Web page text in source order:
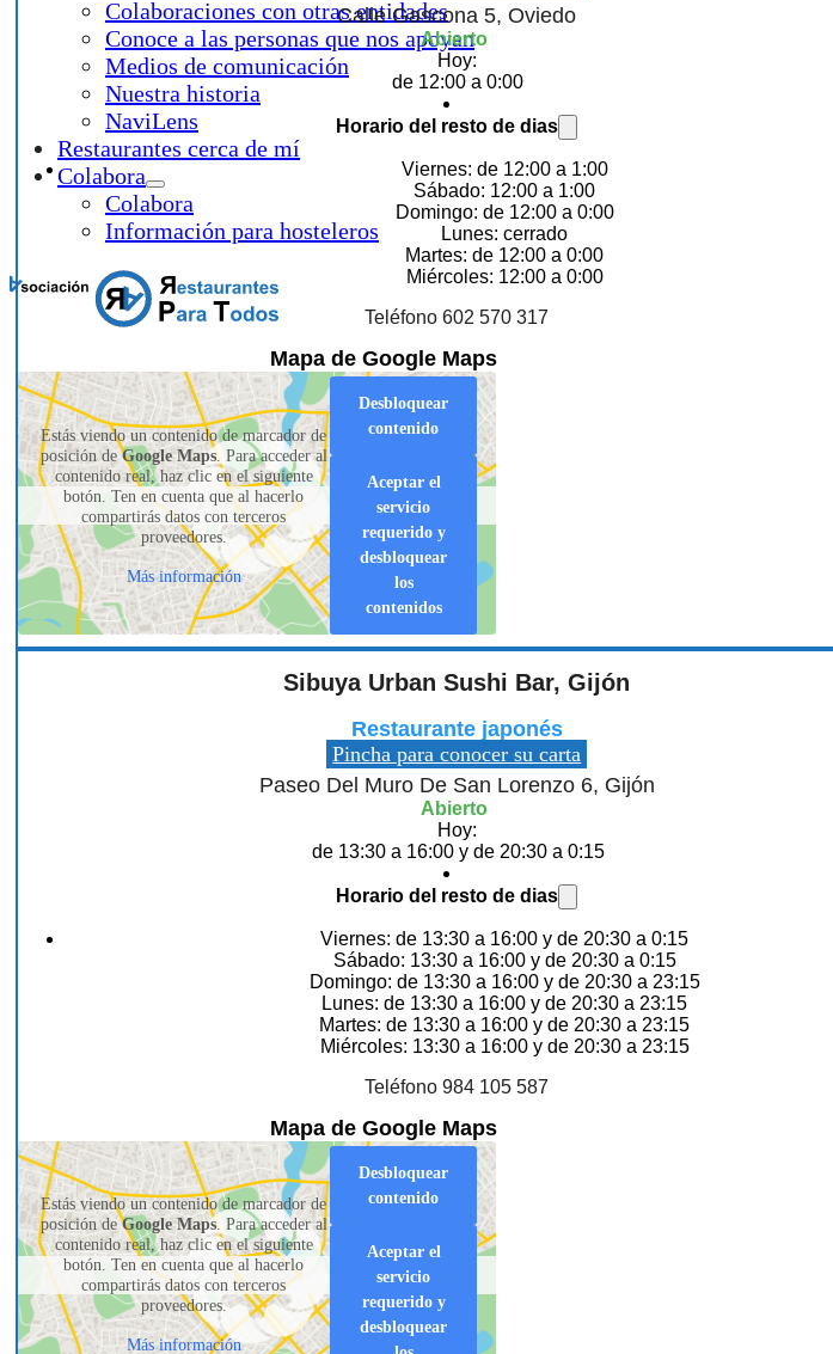
Colaboraciones con otras entidades
Conoce a las personas que nos apoyan
Medios de comunicación
Nuestra historia
NaviLens
Restaurantes cerca de mí
Colabora
Colabora
Información para hosteleros
Calle Gascona 5, Oviedo
Abierto
Hoy:
de 12:00 a 0:00
Horario del resto de dias
Viernes: de 12:00 a 1:00
Sábado: 12:00 a 1:00
Domingo: de 12:00 a 0:00
Lunes: cerrado
Martes: de 12:00 a 0:00
Miércoles: 12:00 a 0:00
Teléfono 602 570 317
Mapa de Google Maps
Estás viendo un contenido de marcador de
posición deGoogle Maps. Para acceder al
contenido real, haz clic en el siguiente
botón. Ten en cuenta que al hacerlo
compartirás datos con terceros
proveedores.
Más información
Desbloquear
contenido
Aceptar el
servicio
requerido y
desbloquear
los
contenidos
Sibuya Urban Sushi Bar, Gijón
Restaurante japonés
Pincha para conocer su carta
Paseo Del Muro De San Lorenzo 6, Gijón
Abierto
Hoy:
de 13:30 a 16:00 y de 20:30 a 0:15
Horario del resto de dias
Viernes: de 13:30 a 16:00 y de 20:30 a 0:15
Sábado: 13:30 a 16:00 y de 20:30 a 0:15
Domingo: de 13:30 a 16:00 y de 20:30 a 23:15
Lunes: de 13:30 a 16:00 y de 20:30 a 23:15
Martes: de 13:30 a 16:00 y de 20:30 a 23:15
Miércoles: 13:30 a 16:00 y de 20:30 a 23:15
Teléfono 984 105 587
Mapa de Google Maps
Estás viendo un contenido de marcador de
posición deGoogle Maps. Para acceder al
contenido real, haz clic en el siguiente
botón. Ten en cuenta que al hacerlo
compartirás datos con terceros
proveedores.
Más información
Desbloquear
contenido
Aceptar el
servicio
requerido y
desbloquear